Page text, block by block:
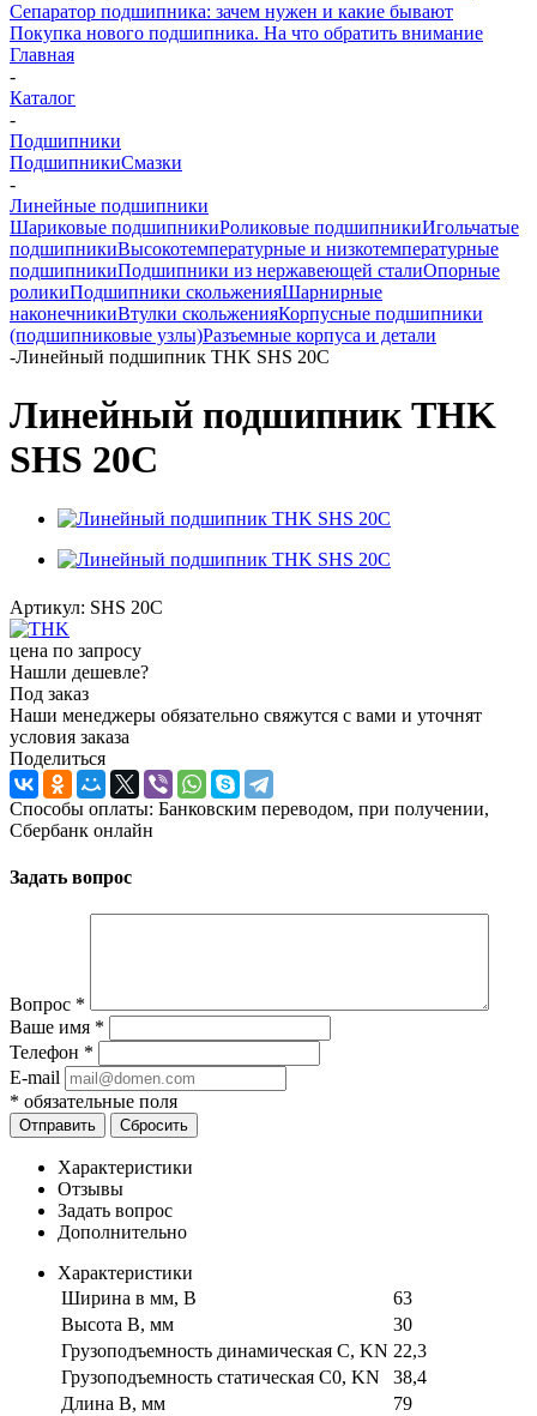
Сепаратор подшипника: зачем нужен и какие бывают
Покупка нового подшипника. На что обратить внимание
Главная
-
Каталог
-
Подшипники
ПодшипникиСмазки
-
Линейные подшипники
Шариковые подшипникиРоликовые подшипникиИгольчатые
подшипникиВысокотемпературные и низкотемпературные
подшипникиПодшипники из нержавеющей сталиОпорные
роликиПодшипники скольженияШарнирные
наконечникиВтулки скольженияКорпусные подшипники
(подшипниковые узлы)Разъемные корпуса и детали
-Линейный подшипник THK SHS 20C
Линейный подшипник THK
SHS 20C
Артикул: SHS 20C
цена по запросу
Нашли дешевле?
Под заказ
Наши менеджеры обязательно свяжутся с вами и уточнят
условия заказа
Поделиться
Способы оплаты: Банковским переводом, при получении,
Сбербанк онлайн
Задать вопрос
Вопрос *
Ваше имя *
Телефон *
E-mail
* обязательные поля
Отправить Сбросить
Характеристики
Отзывы
Задать вопрос
Дополнительно
Характеристики
Ширина в мм, B
63
Высота B, мм
30
Грузоподъемность динамическая C, KN 22,3
Грузоподъемность статическая C0, KN
38,4
Длина B, мм
79